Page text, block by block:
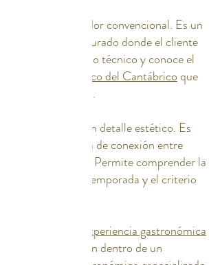
No es un comedor convencional. Es un
formato estructurado donde el cliente
observa el trabajo técnico y conoce el
marisco del Cantábricoque
está degustando.
La barra no es un detalle estético. Es
una herramienta de conexión entre
cocina y cliente. Permite comprender la
trazabilidad, la temporada y el criterio
experiencia gastronómica
en barra en Gijón dentro de un